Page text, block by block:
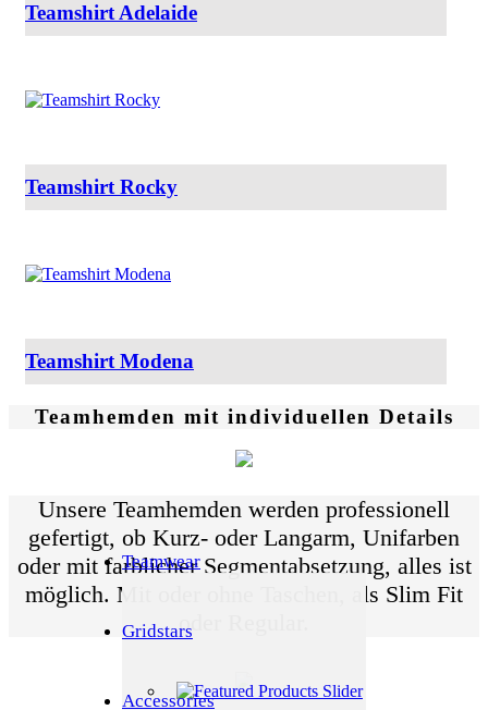
Teamwear
Gridstars
Accessories
Teamshirt Adelaide
Teamshirt Rocky
Teamshirt Modena
Teamhemden mit individuellen Details
Unsere Teamhemden werden professionell
gefertigt, ob Kurz- oder Langarm, Unifarben
oder mit farblicher Segmentabsetzung, alles ist
möglich. Mit oder ohne Taschen, als Slim Fit
oder Regular.